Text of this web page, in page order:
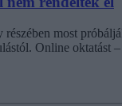
most
Online oktatást